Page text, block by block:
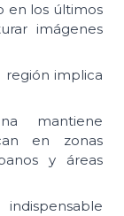
en los últimos
imágenes
región implica
mantiene
en zonas
y áreas